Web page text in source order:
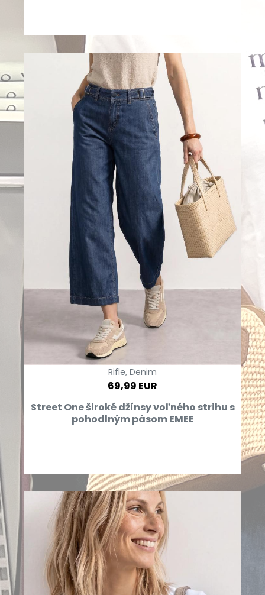
Rifle, Denim
69,99 EUR
Street One široké džínsy voľného strihu s
pohodlným pásom EMEE